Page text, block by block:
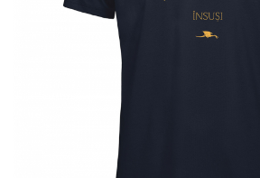
Simboluri tradiționale
Tricouri cu mesaje de bine